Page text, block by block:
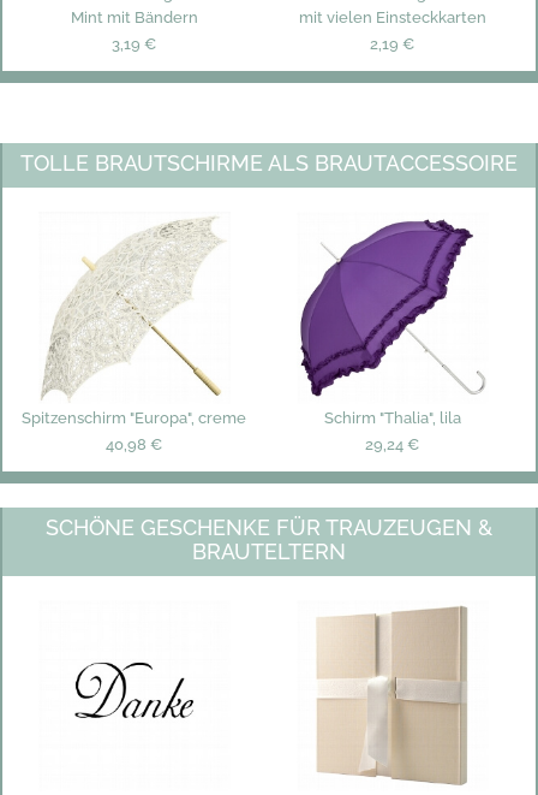
Mint mit Bändern
3,19 €
mit vielen Einsteckkarten
2,19 €
TOLLE BRAUTSCHIRME ALS BRAUTACCESSOIRE
Spitzenschirm "Europa", creme
40,98 €
Schirm "Thalia", lila
29,24 €
SCHÖNE GESCHENKE FÜR TRAUZEUGEN &
BRAUTELTERN